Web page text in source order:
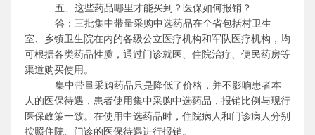
五、这些药品哪里才能买到？医保如何报销？
答：三批集中带量采购中选药品在全省包括村卫生
室、乡镇卫生院在内的各级公立医疗机构和军队医疗机构，均
可根据各类药品性质，通过门诊就医、住院治疗、便民药房等
渠道购买使用。
集中带量采购药品只是降低了价格，并不影响患者本
人的医保待遇，患者使用集中采购中选药品，报销比例与现行
医保政策一致。在使用中选药品时，住院病人和门诊病人分别
按照住院、门诊的医保待遇进行报销。